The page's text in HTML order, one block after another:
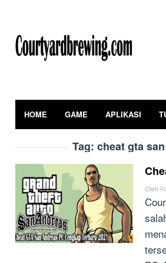
content
HOME GAME APLIKASI
Tag: cheat gta
Oleh